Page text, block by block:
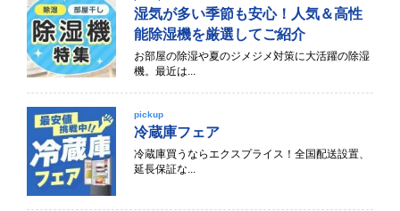
湿気が多い季節も安心！人気＆高性
能除湿機を厳選してご紹介
お部屋の除湿や夏のジメジメ対策に大活躍の除湿
機。最近は...
pickup
冷蔵庫フェア
冷蔵庫買うならエクスプライス！全国配送設置、
延長保証な...